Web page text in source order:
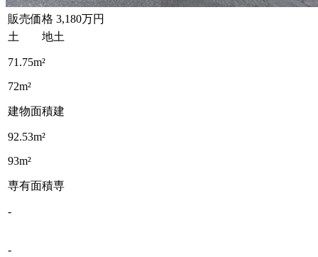
販売価格 3,180万円
土 地土
71.75m²
72m²
建物面積建
92.53m²
93m²
専有面積専
-
-